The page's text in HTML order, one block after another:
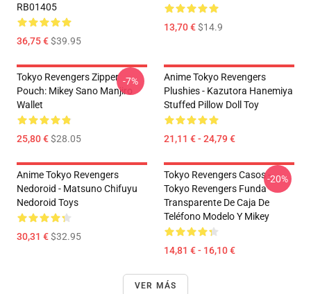
RB01405
36,75 €$39.95
13,70 €$14.9
Tokyo Revengers Zipper
Pouch: Mikey Sano Manjiro
Wallet
25,80 €$28.05
-7%
Anime Tokyo Revengers
Plushies - Kazutora Hanemiya
Stuffed Pillow Doll Toy
21,11 € - 24,79 €
Anime Tokyo Revengers
Nedoroid - Matsuno Chifuyu
Nedoroid Toys
30,31 €$32.95
Tokyo Revengers Casos -
Tokyo Revengers Funda
Transparente De Caja De
Teléfono Modelo Y Mikey
14,81 € - 16,10 €
-20%
VER MÁS